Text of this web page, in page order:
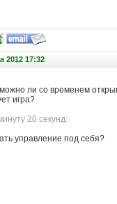
2012 17:32
ли со временем
игра?
20 секунд:
управление под себя?